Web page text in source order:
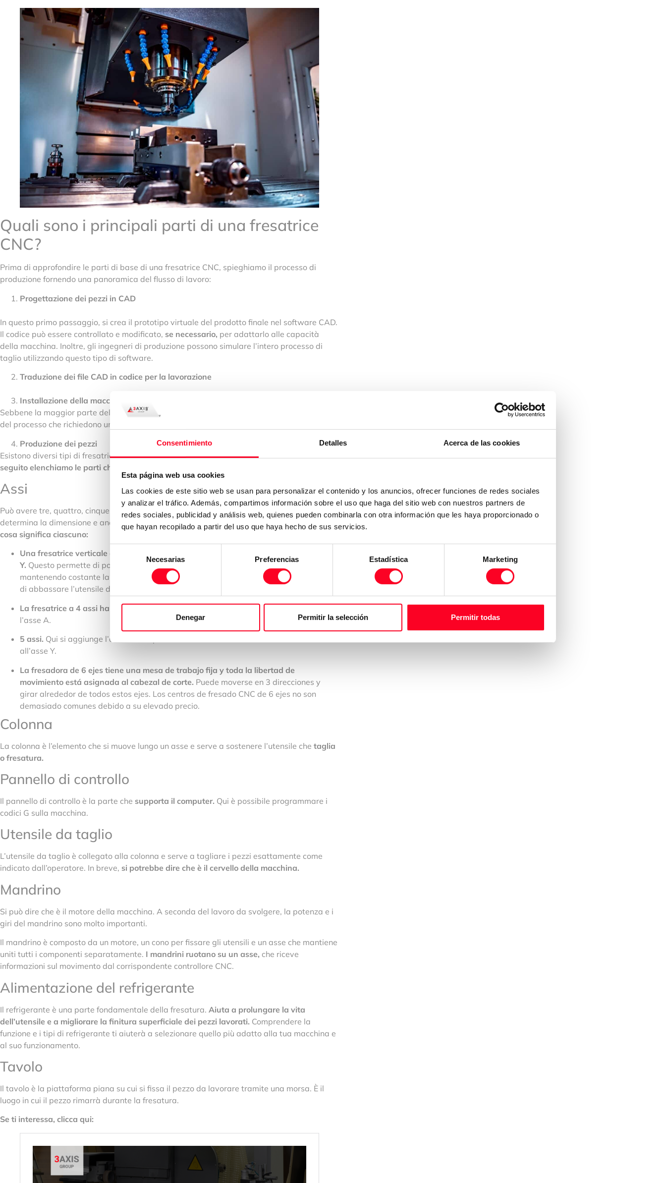
Consentimiento Detalles Acerca de las cookies
Esta página web usa cookies
Las cookies de este sitio web se usan para personalizar el contenido y los anuncios, ofrecer funciones de redes sociales
y analizar el tráfico. Además, compartimos información sobre el uso que haga del sitio web con nuestros partners de
redes sociales, publicidad y análisis web, quienes pueden combinarla con otra información que les haya proporcionado o
que hayan recopilado a partir del uso que haya hecho de sus servicios.
consentimiento
Necesarias Preferencias Estadística Marketing
Denegar Permitir la selección Permitir todas
Quali sono i principali parti di una fresatrice
CNC?
Prima di approfondire le parti di base di una fresatrice CNC, spieghiamo il processo di
produzione fornendo una panoramica del flusso di lavoro:
Progettazione dei pezzi in CAD
In questo primo passaggio, si crea il prototipo virtuale del prodotto finale nel software CAD.
Il codice può essere controllato e modificato, se necessario, per adattarlo alle capacità
della macchina. Inoltre, gli ingegneri di produzione possono simulare l’intero processo di
taglio utilizzando questo tipo di software.
Traduzione dei file CAD in codice per la lavorazione
Installazione della macchina
Sebbene la maggior parte del processo sia automatica, in questa fase ci sono molti aspetti
del processo che richiedono un
Produzione dei pezzi
Esistono diversi tipi di fresatrici con funzioni varie basate su determinati componenti.
seguito elenchiamo le parti che si trovano comunemente in una fresatrice CNC:
Assi
Può avere tre, quattro, cinque o anche sei assi, a seconda del tipo di macchina. In realtà,
determina la dimensione e anche la funzione che deve svolgere.
Ma chiaramente vediamo
cosa significa ciascuno:
Una fresatrice verticale a 3 assi significa che il tavolo può muoversi in 2 direzioni: X e
Y. Questo permette di posizionare il pezzo da lavorare rispetto all’utensile da taglio
mantenendo costante la distanza. Poi si aggiunge il terzo asse, l’asse Z, che permette
di abbassare l’utensile da taglio.
La fresatrice a 4 assi ha i 3assi descritti in precedenza, ma si aggiunge un altro:
l’asse A.
5 assi. Qui si aggiunge l’asse B, che permette il movimento di rotazione attorno
all’asse Y.
La fresadora de 6 ejes tiene una mesa de trabajo fija y toda la libertad de
movimiento está asignada al cabezal de corte. Puede moverse en 3 direcciones y
girar alrededor de todos estos ejes. Los centros de fresado CNC de 6 ejes no son
demasiado comunes debido a su elevado precio.
Colonna
La colonna è l’elemento che si muove lungo un asse e serve a sostenere l’utensile che taglia
o fresatura.
Pannello di controllo
Il pannello di controllo è la parte che supporta il computer. Qui è possibile programmare i
codici G sulla macchina.
Utensile da taglio
L’utensile da taglio è collegato alla colonna e serve a tagliare i pezzi esattamente come
indicato dall’operatore. In breve, si potrebbe dire che è il cervello della macchina.
Mandrino
Si può dire che è il motore della macchina. A seconda del lavoro da svolgere, la potenza e i
giri del mandrino sono molto importanti.
Il mandrino è composto da un motore, un cono per fissare gli utensili e un asse che mantiene
uniti tutti i componenti separatamente. I mandrini ruotano su un asse, che riceve
informazioni sul movimento dal corrispondente controllore CNC.
Alimentazione del refrigerante
Il refrigerante è una parte fondamentale della fresatura. Aiuta a prolungare la vita
dell’utensile e a migliorare la finitura superficiale dei pezzi lavorati. Comprendere la
funzione e i tipi di refrigerante ti aiuterà a selezionare quello più adatto alla tua macchina e
al suo funzionamento.
Tavolo
Il tavolo è la piattaforma piana su cui si fissa il pezzo da lavorare tramite una morsa. È il
luogo in cui il pezzo rimarrà durante la fresatura.
Se ti interessa, clicca qui: